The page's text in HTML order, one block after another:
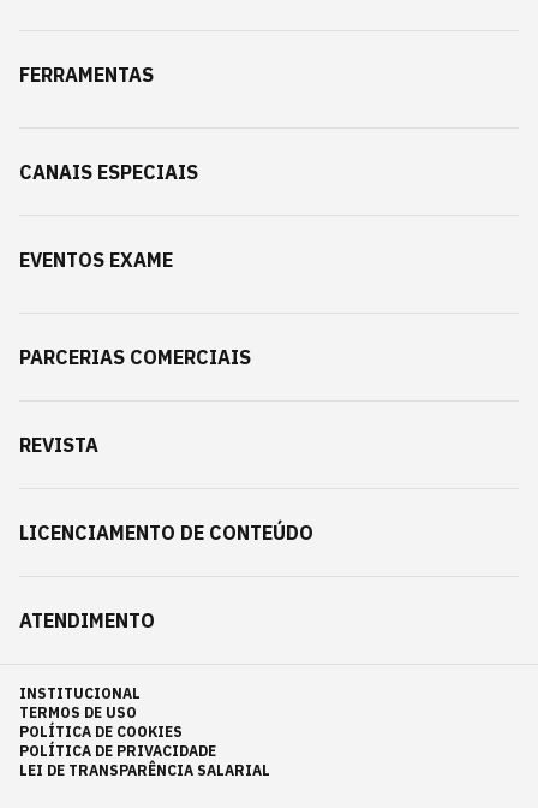
FERRAMENTAS
CANAIS ESPECIAIS
EVENTOS EXAME
PARCERIAS COMERCIAIS
REVISTA
LICENCIAMENTO DE CONTEÚDO
ATENDIMENTO
INSTITUCIONAL
TERMOS DE USO
POLÍTICA DE COOKIES
POLÍTICA DE PRIVACIDADE
LEI DE TRANSPARÊNCIA SALARIAL